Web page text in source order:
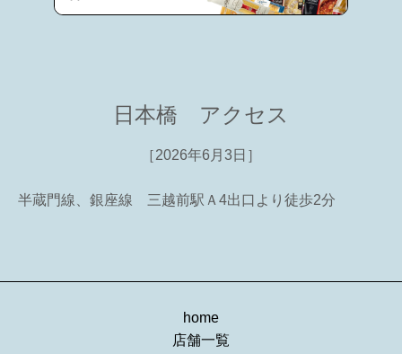
日本橋 アクセス
［2026年6月3日］
半蔵門線、銀座線 三越前駅Ａ4出口より徒歩2分
home
店舗一覧